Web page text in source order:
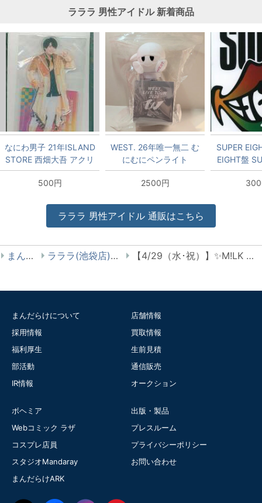
ラララ 男性アイドル新着商品
なにわ男子 21年ISLAND
STORE 西畑大吾 アクリ
ルスタンド 21夏
500円
WEST. 26年唯一無二 む
にむにペンライト
2500円
SUPER
EIGHT盤
ラララ 男性アイドル 通販はこちら
まんだらけ ラララ(池袋店) 男性アイドル 【4/29（水･祝）】✨M!LK 吉田仁人 等身大抱き枕 他各種販売します！✨【ラララリニューアルオープン販売情報】
まんだらけについて
採用情報
福利厚生
部活動
IR情報
店舗情報
買取情報
生前見積
通信販売
オークション
ボヘミア
Webコミック ラザ
コスプレ店員
スタジオMandaray
まんだらけARK
出版・製品
プレスルーム
プライバシーポリシー
お問い合わせ